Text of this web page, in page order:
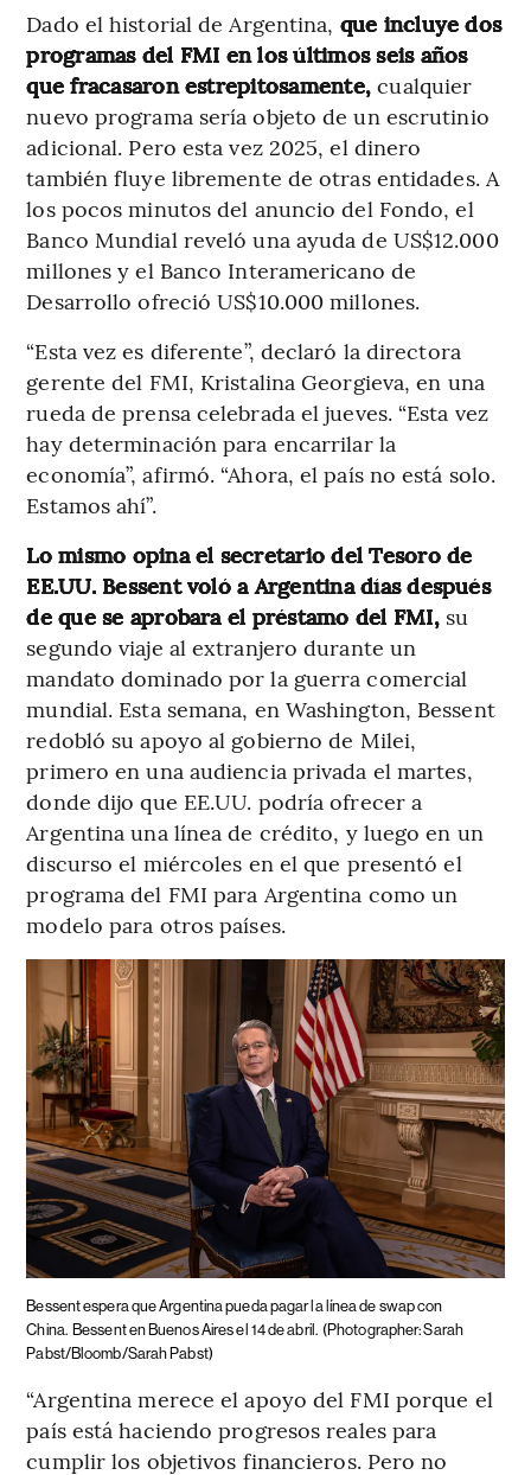
Dado el historial de Argentina, que incluye dos
programas del FMI en los últimos seis años
que fracasaron estrepitosamente,cualquier
nuevo programa sería objeto de un escrutinio
adicional. Pero esta vez 2025, el dinero
también fluye libremente de otras entidades. A
los pocos minutos del anuncio del Fondo, el
Banco Mundial reveló una ayuda de US$12.000
millones y el Banco Interamericano de
Desarrollo ofreció US$10.000 millones.
“Esta vez es diferente”, declaró la directora
gerente del FMI, Kristalina Georgieva, en una
rueda de prensa celebrada el jueves. “Esta vez
hay determinación para encarrilar la
economía”, afirmó. “Ahora, el país no está solo.
Estamos ahí”.
Lo mismo opina el secretario del Tesoro de
EE.UU. Bessent voló a Argentina días después
de que se aprobara el préstamo del FMI, su
segundo viaje al extranjero durante un
mandato dominado por la guerra comercial
mundial. Esta semana, en Washington, Bessent
redobló su apoyo al gobierno de Milei,
primero en una audiencia privada el martes,
donde dijo que EE.UU. podría ofrecer a
Argentina una línea de crédito, y luego en un
discurso el miércoles en el que presentó el
programa del FMI para Argentina como un
modelo para otros países.
Bessent espera que Argentina pueda pagar la línea de swap con
China. Bessent en Buenos Aires el 14 de abril. (Photographer: Sarah
Pabst/Bloomb/Sarah Pabst)
“Argentina merece el apoyo del FMI porque el
país está haciendo progresos reales para
cumplir los objetivos financieros. Pero no